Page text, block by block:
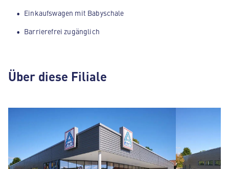
Einkaufswagen mit Babyschale
Barrierefrei zugänglich
Über diese Filiale